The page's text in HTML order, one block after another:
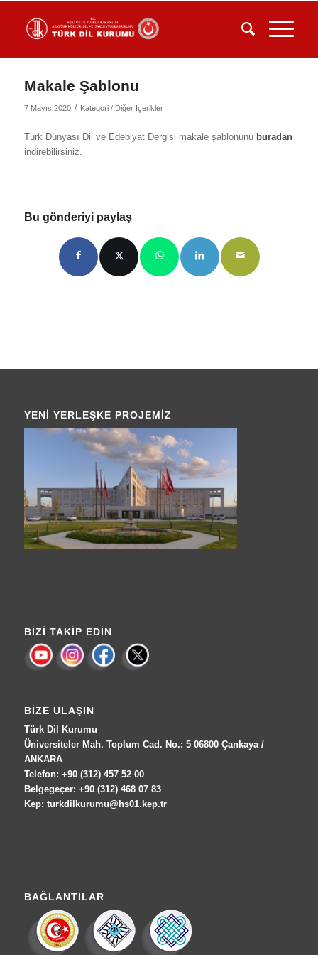
Makale Şablonu
7 Mayıs 2020 / Kategori / Diğer İçerikler
Türk Dünyası Dil ve Edebiyat Dergisi makale şablonunu buradan
indirebilirsiniz.
Bu gönderiyi paylaş
YENI YERLEŞKE PROJEMIZ
BIZI TAKIP EDIN
BIZE ULAŞIN
Türk Dil Kurumu
Üniversiteler Mah. Toplum Cad. No.: 5 06800 Çankaya /
ANKARA
Telefon: +90 (312) 457 52 00
Belgegeçer: +90 (312) 468 07 83
Kep: turkdilkurumu@hs01.kep.tr
BAĞLANTILAR